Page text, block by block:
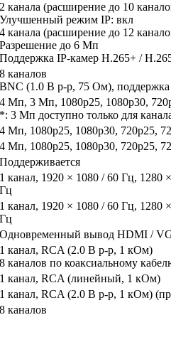
2 канала (расширение до 10
Улучшенный режим IP: вкл
4 канала (расширение до 12
Разрешение до 6 Мп
Поддержка IP-камер H.265+ /
8 каналов
BNC (1.0 В p-p, 75 Ом), поддержка
4 Mп, 3 Mп, 1080p25, 1080p30,
*: 3 Мп доступно только для
4 Мп, 1080p25, 1080p30, 720p25,
4 Мп, 1080p25, 1080p30, 720p25,
Поддерживается
1 канал, 1920 × 1080 / 60 Гц, 1280
Гц
1 канал, 1920 × 1080 / 60 Гц, 1280
Гц
Одновременный вывод HDMI /
1 канал, RCA (2.0 В p-p, 1 кОм)
8 каналов по коаксиальному
1 канал, RCA (линейный, 1 кОм)
1 канал, RCA (2.0 В p-p, 1 кОм)
8 каналов